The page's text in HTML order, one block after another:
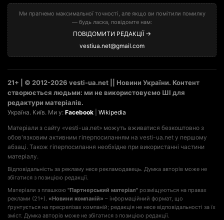
Ми прагнемо максимальної точності, але якщо ви помітили помилку
— будь ласка, повідомте нам:
ПОВІДОМИТИ РЕДАКЦІЇ →
vestiua.net@gmail.com
21+ | © 2012-2026 vesti-ua.net || Новини України. Контент
створюється людьми: ми не використовуємо ШІ для
редактури матеріалів.
Україна. Київ. Ми у: Facebook Wikipedia
Матеріали з сайту «vesti-ua.net» можуть вживатися безкоштовно з
обов'язковим активним гіперпосиланням на vesti-ua.net у першому
абзаці. Також гіперпосилання необхідне при використанні частини
матеріалу.
Відповідальність за рекламу несе рекламодавець. Думка авторів може не
збігатися з позицією редакції.
Матеріали з плашкою "Партнерський матеріал" розміщуються на правах
реклами (21+). «Новини компаній» – інформаційний формат, що
ґрунтується на пресрелізах компаній; редакція не несе відповідальності за їх
зміст. Думка авторів може не збігатися з позицією редакції.